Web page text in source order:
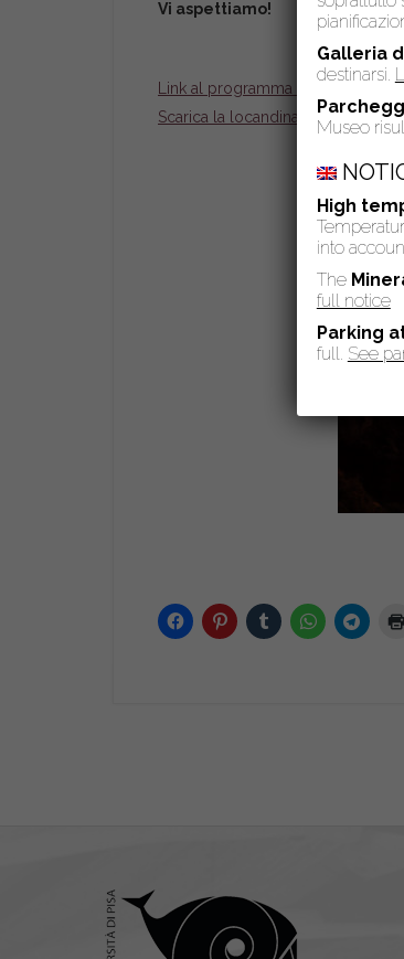
Vi aspettiamo!
Link al programma completo.
Scarica la locandina con il
Galleria
destinarsi.
Museo
High
into
The
full notice
Parking
full. See